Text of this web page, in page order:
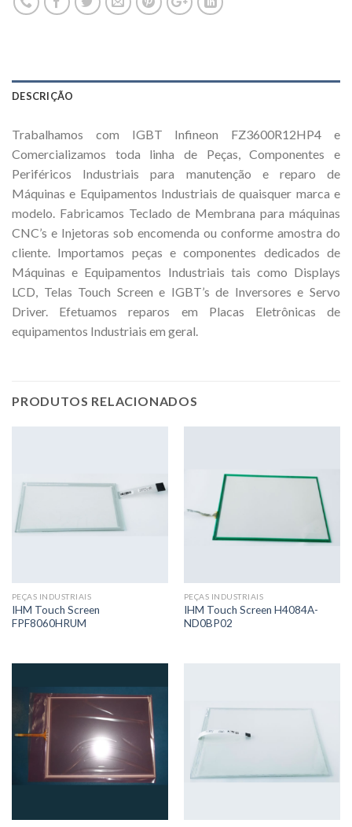
DESCRIÇÃO
Trabalhamos com IGBT Infineon FZ3600R12HP4 e
Comercializamos toda linha de Peças, Componentes e
Periféricos Industriais para manutenção e reparo de
Máquinas e Equipamentos Industriais de quaisquer marca e
modelo. Fabricamos Teclado de Membrana para máquinas
CNC’s e Injetoras sob encomenda ou conforme amostra do
cliente. Importamos peças e componentes dedicados de
Máquinas e Equipamentos Industriais tais como Displays
LCD, Telas Touch Screen e IGBT’s de Inversores e Servo
Driver. Efetuamos reparos em Placas Eletrônicas de
equipamentos Industriais em geral.
PRODUTOS RELACIONADOS
PEÇAS INDUSTRIAIS
IHM Touch Screen
FPF8060HRUM
PEÇAS INDUSTRIAIS
IHM Touch Screen H4084A-
ND0BP02